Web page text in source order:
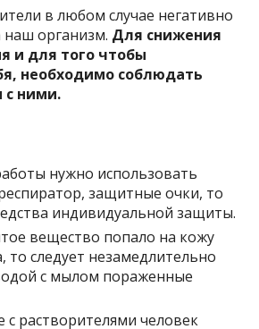
в любом случае негативно
наш организм. Для снижения
и для того чтобы
необходимо соблюдать
с ними.
нужно использовать
защитные очки, то
индивидуальной защиты.
вещество попало на кожу
то следует незамедлительно
с мылом пораженные
с растворителями человек